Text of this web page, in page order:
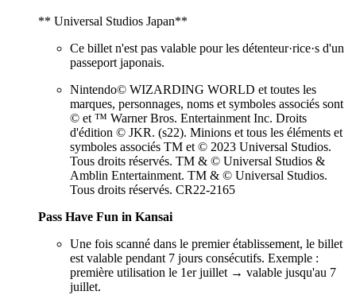
** Universal Studios Japan**
Ce billet n'est pas valable pour les détenteur·rice·s d'un
passeport japonais.
Nintendo© WIZARDING WORLD et toutes les
marques, personnages, noms et symboles associés sont
© et ™ Warner Bros. Entertainment Inc. Droits
d'édition © JKR. (s22). Minions et tous les éléments et
symboles associés TM et © 2023 Universal Studios.
Tous droits réservés. TM & © Universal Studios &
Amblin Entertainment. TM & © Universal Studios.
Tous droits réservés. CR22-2165
Pass Have Fun in Kansai
Une fois scanné dans le premier établissement, le billet
est valable pendant 7 jours consécutifs. Exemple :
première utilisation le 1er juillet → valable jusqu'au 7
juillet.